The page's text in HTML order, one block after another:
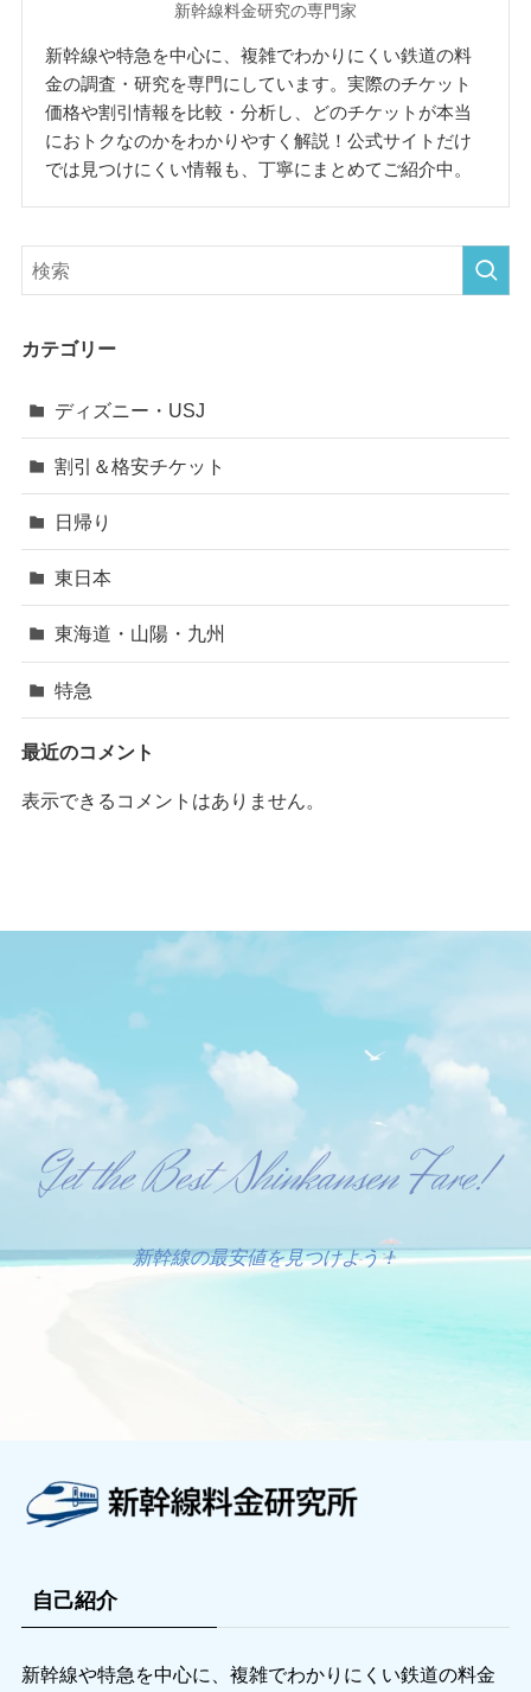
新幹線料金研究の専門家
新幹線や特急を中心に、複雑でわかりにくい鉄道の料
金の調査・研究を専門にしています。実際のチケット
価格や割引情報を比較・分析し、どのチケットが本当
におトクなのかをわかりやすく解説！公式サイトだけ
では見つけにくい情報も、丁寧にまとめてご紹介中。
カテゴリー
ディズニー・USJ
割引＆格安チケット
日帰り
東日本
東海道・山陽・九州
特急
最近のコメント
表示できるコメントはありません。
新幹線の最安値を見つけよう！
自己紹介
新幹線や特急を中心に、複雑でわかりにくい鉄道の料金